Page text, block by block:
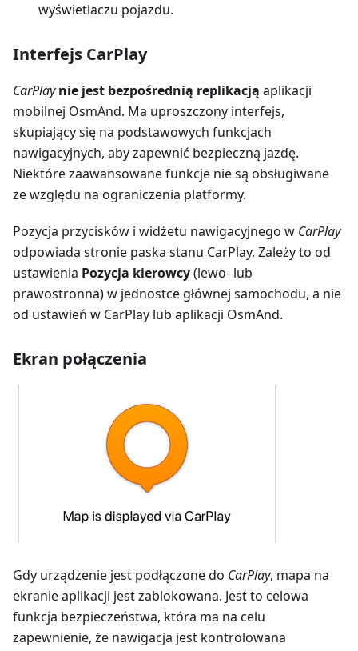
wyświetlaczu pojazdu.
Interfejs CarPlay
CarPlay nie jest bezpośrednią replikacją aplikacji
mobilnej OsmAnd. Ma uproszczony interfejs,
skupiający się na podstawowych funkcjach
nawigacyjnych, aby zapewnić bezpieczną jazdę.
Niektóre zaawansowane funkcje nie są obsługiwane
ze względu na ograniczenia platformy.
Pozycja przycisków i widżetu nawigacyjnego w CarPlay
odpowiada stronie paska stanu CarPlay. Zależy to od
ustawienia Pozycja kierowcy(lewo- lub
prawostronna) w jednostce głównej samochodu, a nie
od ustawień w CarPlay lub aplikacji OsmAnd.
Ekran połączenia
Gdy urządzenie jest podłączone do CarPlay, mapa na
ekranie aplikacji jest zablokowana. Jest to celowa
funkcja bezpieczeństwa, która ma na celu
zapewnienie, że nawigacja jest kontrolowana